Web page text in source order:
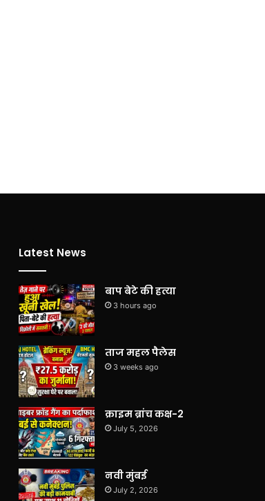
Latest News
बाप बेटे की हत्या
3 hours ago
ताज महल पैलेस
3 weeks ago
क्राइम ब्रांच कक्ष-2
July 5, 2026
नवी मुंबई
July 2, 2026